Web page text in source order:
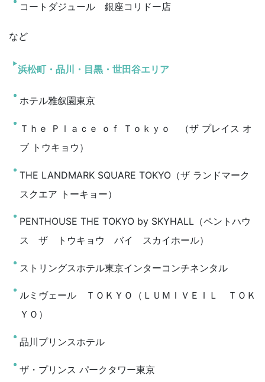
コートダジュール 銀座コリドー店
など
浜松町・品川・目黒・世田谷エリア
ホテル雅叙園東京
Ｔｈｅ Ｐｌａｃｅ ｏｆ Ｔｏｋｙｏ （ザ プレイス オ
ブ トウキョウ）
THE LANDMARK SQUARE TOKYO（ザ ランドマーク
スクエア トーキョー）
PENTHOUSE THE TOKYO by SKYHALL（ペントハウ
ス ザ トウキョウ バイ スカイホール）
ストリングスホテル東京インターコンチネンタル
ルミヴェール ＴＯＫＹＯ（ＬＵＭＩＶＥＩＬ ＴＯＫ
ＹＯ）
品川プリンスホテル
ザ・プリンス パークタワー東京